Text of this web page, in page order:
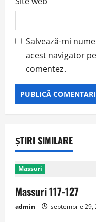
Salvează-mi
acest navigator
comentez.
ȘTIRI SIMILARE
Massuri
Massuri 117-127
admin septembrie 29,